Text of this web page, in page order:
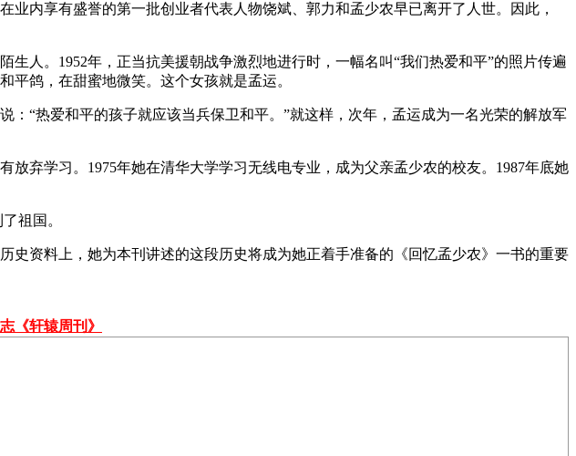
内享有盛誉的第一批创业者代表人物饶斌、郭力和孟少农早已离开了人世。因此，
人。1952年，正当抗美援朝战争激烈地进行时，一幅名叫“我们热爱和平”的照片传遍
平鸽，在甜蜜地微笑。这个女孩就是孟运。
“热爱和平的孩子就应该当兵保卫和平。”就这样，次年，孟运成为一名光荣的解放军
弃学习。1975年她在清华大学学习无线电专业，成为父亲孟少农的校友。1987年底她
祖国。
资料上，她为本刊讲述的这段历史将成为她正着手准备的《回忆孟少农》一书的重要
《轩辕周刊》